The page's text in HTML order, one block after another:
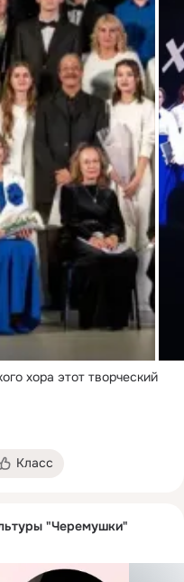
хора этот творческий
Класс
"Черемушки"